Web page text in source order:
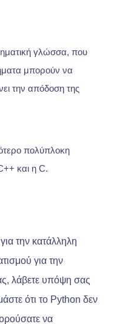
γλώσσα, που
μπορούν να
την απόδοση της
πολύπλοκη
και η C.
την κατάλληλη
για την
λάβετε υπόψη σας
ότι το Python δεν
να